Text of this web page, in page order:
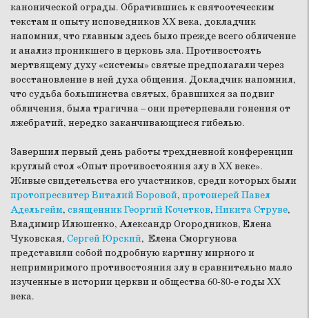
канонической ограды. Обратившись к святоотеческим
текстам и опыту исповедников XX века, докладчик
напомнил, что главным здесь было прежде всего обличение
и анализ проникшего в церковь зла. Противостоять
мертвящему духу «системы» святые предполагали через
восстановление в ней духа общения. Докладчик напомнил,
что судьба большинства святых, бравшихся за подвиг
обличения, была трагична – они претерпевали гонения от
лжебратий, нередко заканчивающиеся гибелью.
Завершил первый день работы трехдневной конференции
круглый стол «Опыт противостояния злу в XX веке».
Живые свидетельства его участников, среди которых были
протопресвитер Виталий Боровой, протоиерей Павел
Адельгейм, священник Георгий Кочетков, Никита Струве,
Владимир Илюшенко, Александр Огородников, Елена
Чуковская, Сергей Юрский, Елена Сморгунова
представили собой подробную картину мирного и
непримиримого противостояния злу в сравнительно мало
изученные в истории церкви и общества 60-80-е годы XX
века.